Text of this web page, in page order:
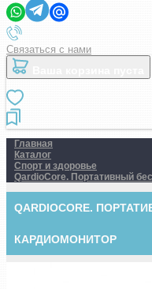
Связаться с нами
Главная
Каталог
Спорт и здоровье
QardioCore. Портативный
QARDIOCORE.
КАРДИОМОНИТОР